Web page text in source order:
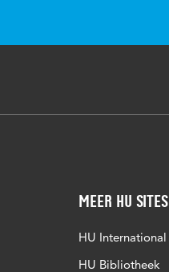
Meer HU sites
HU International
HU Bibliotheek